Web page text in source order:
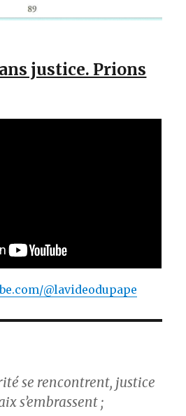
justice. Prions
@lavideodupape
se rencontrent, justice
s’embrassent ;